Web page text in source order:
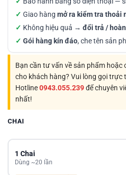
✓ Giao hàng mở ra kiểm tra thoải
✓ Không hiệu quả → đổi trả /
✓ Gói hàng kín đáo, che tên sản
Bạn cần tư vấn về sản phẩm hoặc
cho khách hàng? Vui lòng gọi trực
Hotline0943.055.239để chuyên
nhất!
CHAI
1 Chai
Dùng ~20 lần